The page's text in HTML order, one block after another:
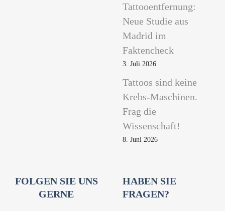
Tattooentfernung:
Neue Studie aus
Madrid im
Faktencheck
3. Juli 2026
Tattoos sind keine
Krebs-Maschinen.
Frag die
Wissenschaft!
8. Juni 2026
FOLGEN SIE UNS
GERNE
HABEN SIE
FRAGEN?